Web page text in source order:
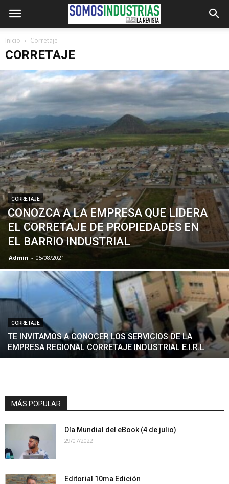
Inicio Corretaje
CORRETAJE
CORRETAJE
CONOZCA A LA EMPRESA QUE LIDERA
EL CORRETAJE DE PROPIEDADES EN
EL BARRIO INDUSTRIAL
Admin - 05/08/2021
CORRETAJE
TE INVITAMOS A CONOCER LOS SERVICIOS DE LA
EMPRESA REGIONAL CORRETAJE INDUSTRIAL E.I.R.L
MÁS POPULAR
Día Mundial del eBook (4 de julio)
29/07/2022
Editorial 10ma Edición